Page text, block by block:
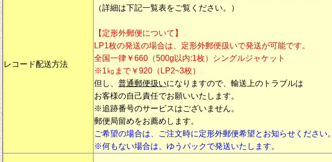
レコード配送方法
（詳細は下記一覧表をご覧ください。）
【定形外郵便について】
LP1枚の発送の場合は、定形外郵便扱いで発送が可能です。
全国一律￥660（500g以内:1枚）シングルジャケット
※1㎏まで￥920（LP2~3枚）
但し、 普通郵便扱いになりますので、輸送上のトラブルは
お客様の自己責任でお願いいたします。
※追跡番号のサービスはございません。
郵便局留めをお薦めします。
ご希望の場合は、ご注文時に定形外郵便希望とお知らせください。
※何もない場合は、ゆうパックで発送いたします。